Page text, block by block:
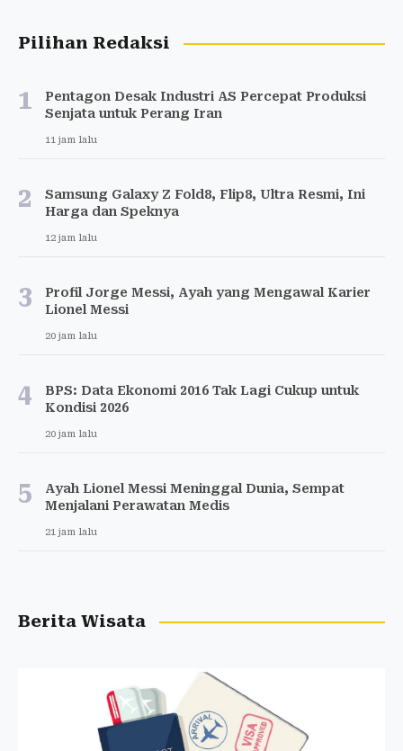
Pilihan Redaksi
1
Pentagon Desak Industri AS Percepat Produksi
Senjata untuk Perang Iran
11 jam lalu
2
Samsung Galaxy Z Fold8, Flip8, Ultra Resmi, Ini
Harga dan Speknya
12 jam lalu
3
Profil Jorge Messi, Ayah yang Mengawal Karier
Lionel Messi
20 jam lalu
4
BPS: Data Ekonomi 2016 Tak Lagi Cukup untuk
Kondisi 2026
20 jam lalu
5
Ayah Lionel Messi Meninggal Dunia, Sempat
Menjalani Perawatan Medis
21 jam lalu
Berita Wisata